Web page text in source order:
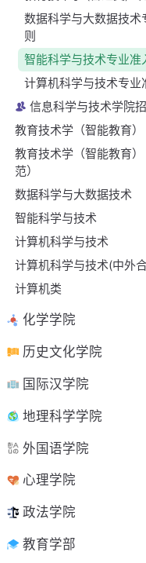
数据科学与大数据技术
则
智能科学与技术专业准
计算机科学与技术专业
信息科学与技术学院
教育技术学（智能教育）
教育技术学（智能教育
范）
数据科学与大数据技术
智能科学与技术
计算机科学与技术
计算机科学与技术(中外
计算机类
化学学院
历史文化学院
国际汉学院
地理科学学院
外国语学院
心理学院
政法学院
教育学部